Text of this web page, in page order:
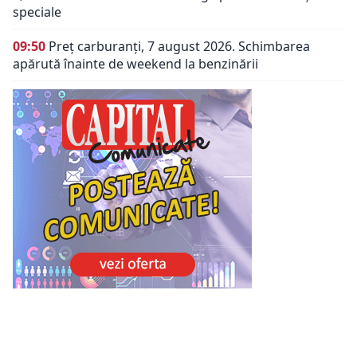
speciale
09:50 Preț carburanți, 7 august 2026. Schimbarea
apărută înainte de weekend la benzinării